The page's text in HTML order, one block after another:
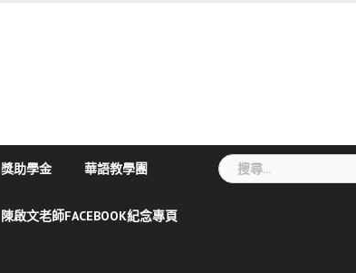
獎助學金 華語教學團
陳啟文老師FACEBOOK紀念專頁
搜
尋